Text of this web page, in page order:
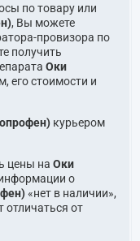
по товару или
, Вы можете
провизора по
получить
Оки
его стоимости и
курьером
цены на Оки
о
«нет в наличии»,
отличаться от